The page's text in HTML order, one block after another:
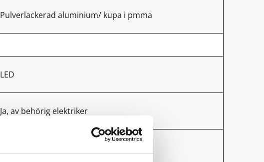
Pulverlackerad aluminium/ kupa i pmma
LED
Ja, av behörig elektriker